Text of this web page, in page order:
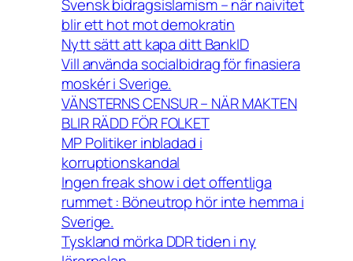
Svensk bidragsislamism – när naivitet
blir ett hot mot demokratin
Nytt sätt att kapa ditt BankID
Vill använda socialbidrag för finasiera
moskér i Sverige.
VÄNSTERNS CENSUR – NÄR MAKTEN
BLIR RÄDD FÖR FOLKET
MP Politiker inbladad i
korruptionskandal
Ingen freak show i det offentliga
rummet : Böneutrop hör inte hemma i
Sverige.
Tyskland mörka DDR tiden i ny